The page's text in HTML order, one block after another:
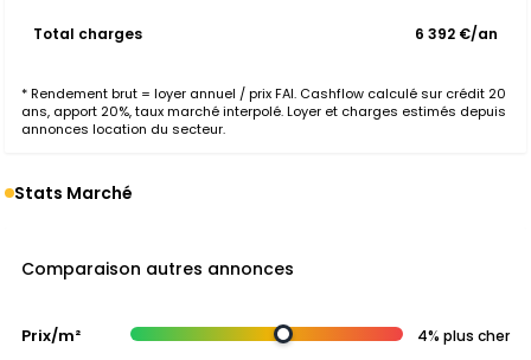
Total charges 6 392 €/an
* Rendement brut = loyer annuel / prix FAI. Cashflow calculé sur crédit 20
ans, apport 20%, taux marché interpolé. Loyer et charges estimés depuis
annonces location du secteur.
Stats Marché
Comparaison autres annonces
Prix/m² 4% plus cher